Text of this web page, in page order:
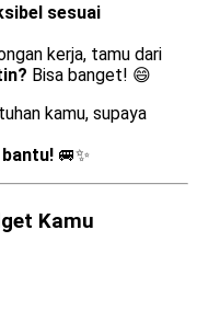
sesuai
kerja, tamu dari
Bisa banget! 😄
kamu, supaya
🚐✨
Kamu